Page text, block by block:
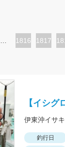
ペ
1816
ペ
1817
ペ
【イシ
釣行日